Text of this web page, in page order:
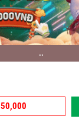
..
50,000